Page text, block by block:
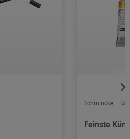
Schmincke –
Feinste